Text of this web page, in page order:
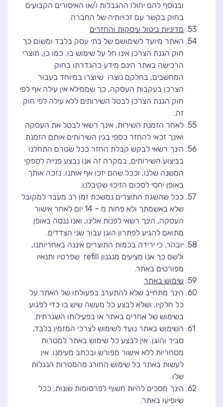
ובנוסף להם יחולו ההגבלות ו/או האיסורים הקבועים
בחוק בקשר עם זכויותיה של החברה.
מדיניות ביטול עיסקות והחזרים
האתר מיועד לשימושם של בתי עסק בלבד ומשום כך
חוק הגנת הצרכן אינו חל על שימוש בו. כמו כן, תוצרי
הרכישה באתר הינם מידע כהגדרתו בחוק
המחשבים, בחלקם נוצרו שיוצרו במיוחד בעבור
הצרכן בעקבות העסקה, כך שממילא אין עילה אף לפי
חוק הגנת הצרכן לבטל השירותים ללא עילה לפי חוק
זה.
לאחר הזמנת השירות, אינך רשאי לבטל את העסקה
ואינך זכאי להחזר כספי בגין השירותים אותם הזמנת.
הינך רשאי לבקש קבלת החזר ככל שטרם התחלנו
בביצוע השירותים, במקרה זה אנו נבצע פנייה לספקי
המשנה שלנו, וככל שהם יזכו אף אותנו, נזכה אותך
באופן יחסי לסכום הזיכוי שקיבלנו.
ככל שהשגת התוצרים נמשכת זמן רב מעבר למקובל
שלא באשמתך ולא פחות מ – 14 יום לאחר אישור
העסקה, הינך רשאי לפנות אלינו, ואנו ננסה באופן
מתואם להגיע לפתרון הוגן עבור שני הצדדים.
יובהר, כי ירידה בכמות התוצרים איננה באחריותנו,
ולשם כך אנו מציעים מנגנון refill שפרטיו ותנאיו
מפורטים באתר.
שימוש באתר
הינך מתחייב שלא להתערב בפעולתו של האתר על
כל חלקיו, ושלא לבצע כל מעשה שיש בו כדי לפגוע
בשימוש של אחרים באתר או בפעילותו השגרתית.
השימוש באתר נועד לשימוש לצרכי המזמין בלבד,
סביר והוגן. אין לבצע כל שימוש באתר למטרות
מסחריות ללא אישור מפורש ובכתב מעימנו. אין
לעשות באתר כל שימוש החורג מהמטרות הנגלות
שלו.
הינך מסכים להיות חשוף לפרסומות שונות, ככל
שיופיעו באתר.